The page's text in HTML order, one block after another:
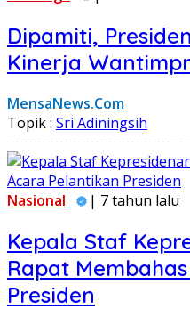
Dipamiti,
Kinerja
MensaNews.Com
Topik : Sri Adiningsih
Nasional | 7 tahun lalu
Kepala Staf
Rapat
Presiden